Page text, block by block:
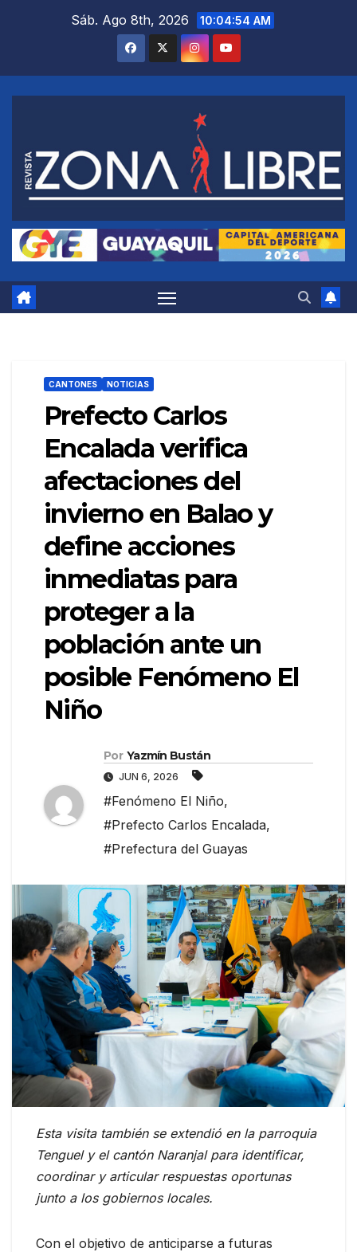
Sáb. Ago 8th, 2026 10:04:55 AM
CANTONES NOTICIAS
Prefecto Carlos
Encalada verifica
afectaciones del
invierno en Balao y
define acciones
inmediatas para
proteger a la
población ante un
posible Fenómeno El
Niño
Por Yazmín Bustán
JUN 6, 2026
#Fenómeno El Niño,
#Prefecto Carlos Encalada,
#Prefectura del Guayas
Esta visita también se extendió en la parroquia
Tenguel y el cantón Naranjal para identificar,
coordinar y articular respuestas oportunas
junto a los gobiernos locales.
Con el objetivo de anticiparse a futuras